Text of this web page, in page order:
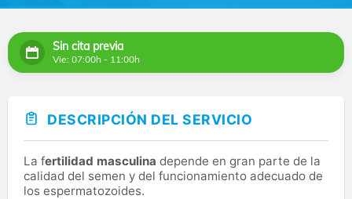
Sin cita previa
Vie: 07:00h - 11:00h
DESCRIPCIÓN DEL SERVICIO
La fertilidad masculina depende en gran parte de la
calidad del semen y del funcionamiento adecuado de
los espermatozoides.